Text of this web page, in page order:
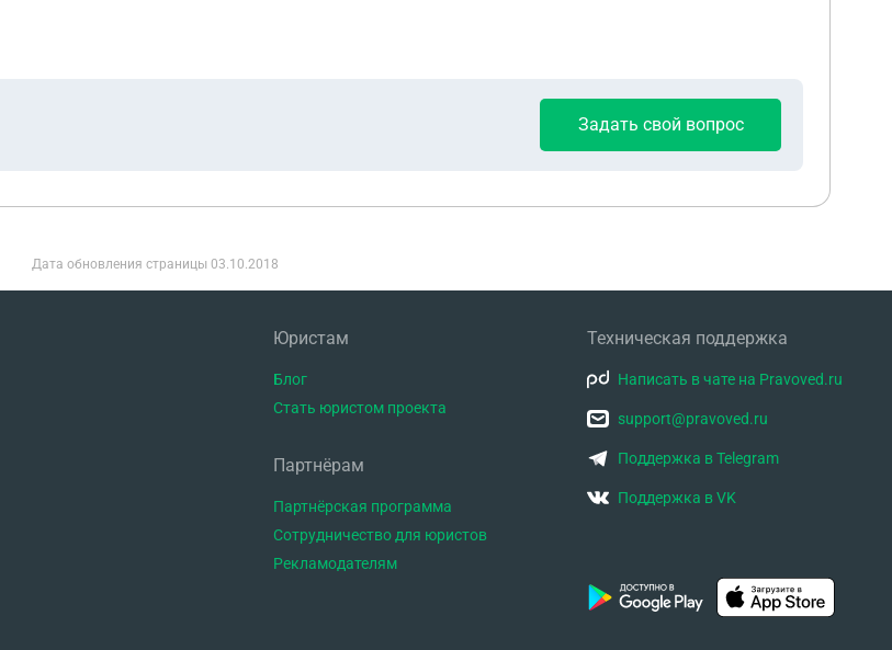
Задать свой вопрос
Дата обновления страницы 03.10.2018
Юристам
Блог
Стать юристом проекта
Партнёрам
Партнёрская программа
Сотрудничество для юристов
Рекламодателям
Техническая поддержка
Написать в чате на Pravoved.ru
support@pravoved.ru
Поддержка в Telegram
Поддержка в VK